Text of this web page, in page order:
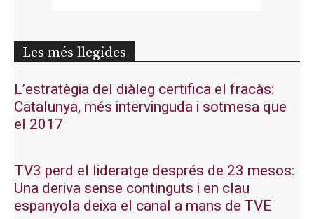
Les més llegides
L’estratègia del diàleg certifica el fracàs:
Catalunya, més intervinguda i sotmesa que
el 2017
TV3 perd el lideratge després de 23 mesos:
Una deriva sense continguts i en clau
espanyola deixa el canal a mans de TVE